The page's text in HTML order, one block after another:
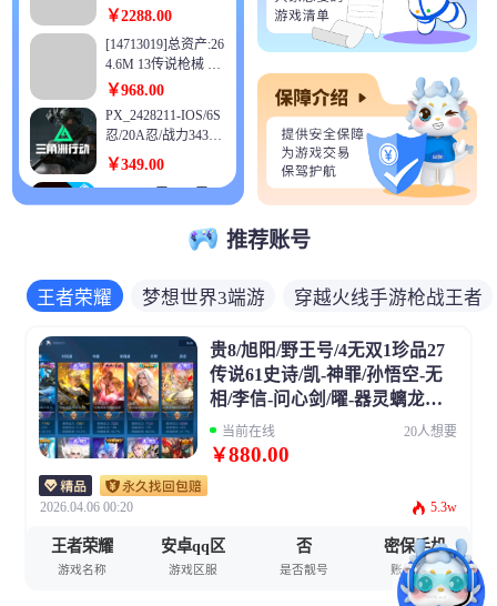
红10总31C奶28妖气
红11红12带13武器剑
魂7.6w带神兽龙袍
+红10红12耳环奶萝
6.9w带神兽套+红10
阿修罗6.5w带神兽龙
+红7女气功6.2w+24
个2-6w可玩可搬砖
￥2288.00
[14713019]总资产:26
4.6M 13传说枪械 哈
夫币:20.774K 可二次
地带段位】:钻石
【全面战场段位】:
无段位 【传说武器
皮肤】:M16A4突击
步枪-狩猎时刻,G3战
斗步枪-狩猎时刻,Ve
ctor冲锋枪-狩猎时
阿米娅,KC17突击步
枪-电锯惊魂,腾龙突
B201轻机枪-鹅鸭杀,
QCQ171冲锋枪-鹅鸭
杀,勇士冲锋枪-能天
使-午夜邮差,ASh-12
战斗步枪-鹅鸭杀,M1
4射手步枪-电锯惊
什戴尔,SCAR-H战斗
步枪-启航 【史诗武
机枪-寒冬猎手,QJB2
01轻机枪-Old Habits,
￥968.00
PX_2428211-IOS/6S
忍/20A忍/战力343W/
V6/区服823 【S忍
者】,宇智波佐助
木卡卡西「须佐能
乎」，自来也「传说
鼬「须佐能乎」，佩
恩「天道」， 【A忍
者】,机械鸣人「初
始形态」，迈特凯
「青春爆炸」，旗木
卡卡西「幻之真
容」，李洛克「忍界
大战」，蝎「绯流
琥」，宇智波泉奈，
宇智波带土「漂泊浪
客」，神农「羁
绊」，桃地再不斩
「秽土转生」，神秘
面具男「忍者之
路」，宇智波佐助
￥349.00
[]V9 11S忍 27A忍 16
次 可修改实名 【S
级忍者】漩涡鸣人
野木 「忍界大战」,
迈特凯「死门」,宇
立」,宇智波带土
「忍界大战」,千手
柱间「秽土转生」,
自来也 「舞之豪
杰」,宇智波鼬「秽
土转生」,波风水门,
大蛇丸,纲手
武器数-0炫金武器数
【热门武器】：QBZ
-幻神 【音效卡】：
AWM-昌龙-怀旧音
效卡 【皮肤】：幻
神-电流骇客 皮肤，
幻神-荣耀世冠EP 皮
肤，QBZ03-荣耀世
冠EP 皮肤，星神-璀
璨皮肤，M4A1-千
变-孔明皮肤，黑龙-
耀世冠AG，屠龙-春
桃 皮肤 【角色】：
￥1030.00
HG730552/【生化M
4雷霆带冰皮+巴雷
特雷霆大炮带冰皮
+本初+黑龙魂+宙斯
+王狱带冰皮+王蝶
+王霆+85生化增伤
戒指+三国顶级星象
+奉先带无双+仁德+
AK雷霆带冰皮+神
WM游骑兵+9把英雄
级COP+影翼心掣兽
￥3321.00
安卓QQ-v12-上忍-10
00w战力成品号-买
到就是赚到-宇智波
带土「忍界大战」-
神秘面具男「红夜之
刃」-大筒木舍人
「最终章」-千手柱
间「木叶创立」-猿
飞日斩「秽土转生」
￥876.00
DNF14289376 009球
3跨3b(助手id460019
国庆拉了一套 信用
分918 纯白无制裁 六
￥2199.60
DNF67192435 可二
推荐账号
王者荣耀 梦想世界3端游 穿越火线手游枪战王者
贵8/旭阳/野王号/4无双1珍品27
传说61史诗/凯-神罪/孙悟空-无
相/李信-问心剑/曜-器灵螭龙剑/
孙策时之奇旅/图片与游戏一致/
具体看图以图为准
当前在线 20人想要
￥880.00
2026.04.06 00:20 5.3w
王者荣耀
游戏名称
安卓qq区
游戏区服
否
是否靓号
密保手机
账号绑定